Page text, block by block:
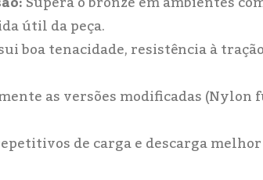
útil da peça.
boa tenacidade, resistência à
as versões modificadas (Nylon
de carga e descarga